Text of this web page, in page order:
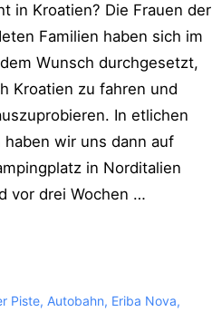
in Kroatien? Die Frauen der
Familien haben sich im
Wunsch durchgesetzt,
Kroatien zu fahren und
In etlichen
wir uns dann auf
in Norditalien
vor drei Wochen …
Piste, Autobahn, Eriba Nova,